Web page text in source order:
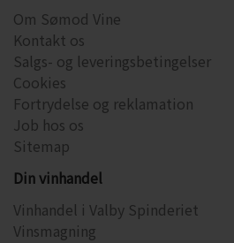
Om Sømod Vine
Kontakt os
Salgs- og leveringsbetingelser
Cookies
Fortrydelse og reklamation
Job hos os
Sitemap
Din vinhandel
Vinhandel i Valby Spinderiet
Vinsmagning